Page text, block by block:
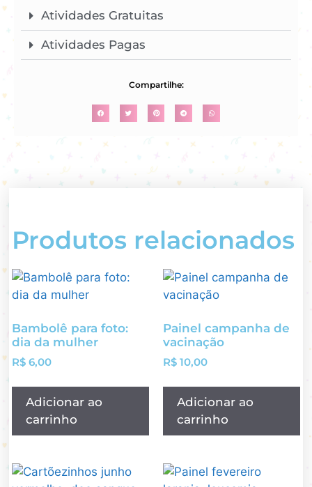
Atividades Gratuitas
Atividades Pagas
Compartilhe:
Produtos relacionados
Bambolê para foto:
dia da mulher
R$ 6,00
Adicionar ao
carrinho
Painel campanha de
vacinação
R$ 10,00
Adicionar ao
carrinho